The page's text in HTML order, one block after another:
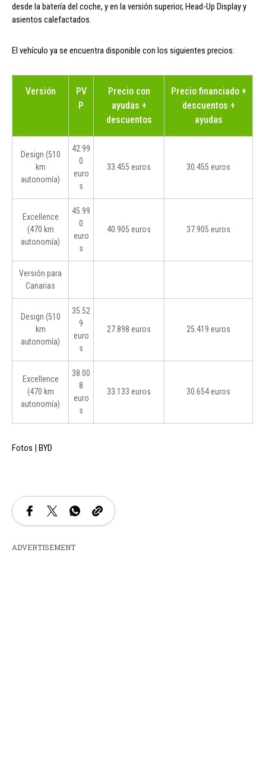
desde la batería del coche, y en la versión superior, Head-Up Display y
asientos calefactados.
El vehículo ya se encuentra disponible con los siguientes precios:
Versión
PV
P
Precio con
ayudas +
descuentos
Precio financiado +
descuentos +
ayudas
Design (510
km
autonomía)
42.99
0
euro
s
33.455 euros 30.455 euros
Excellence
(470 km
autonomía)
45.99
0
euro
s
40.905 euros 37.905 euros
Versión para
Canarias
Design (510
km
autonomía)
35.52
9
euro
s
27.898 euros 25.419 euros
Excellence
(470 km
autonomía)
38.00
8
euro
s
33.133 euros 30.654 euros
Fotos | BYD
ADVERTISEMENT